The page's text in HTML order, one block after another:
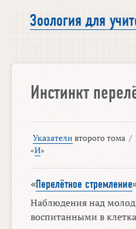
Зоология для
Инстинкт
Указатели второго тома /
«И»
«Перелётное стремление
Наблюдения над
воспитанными в